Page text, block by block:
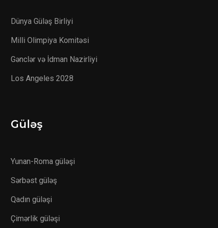
Dünya Güləş Birliyi
Milli Olimpiya Komitəsi
Gənclər və İdman Nazirliyi
Los Angeles 2028
Güləş
Yunan-Roma güləşi
Sərbəst güləş
Qadın güləşi
Çimərlik güləşi